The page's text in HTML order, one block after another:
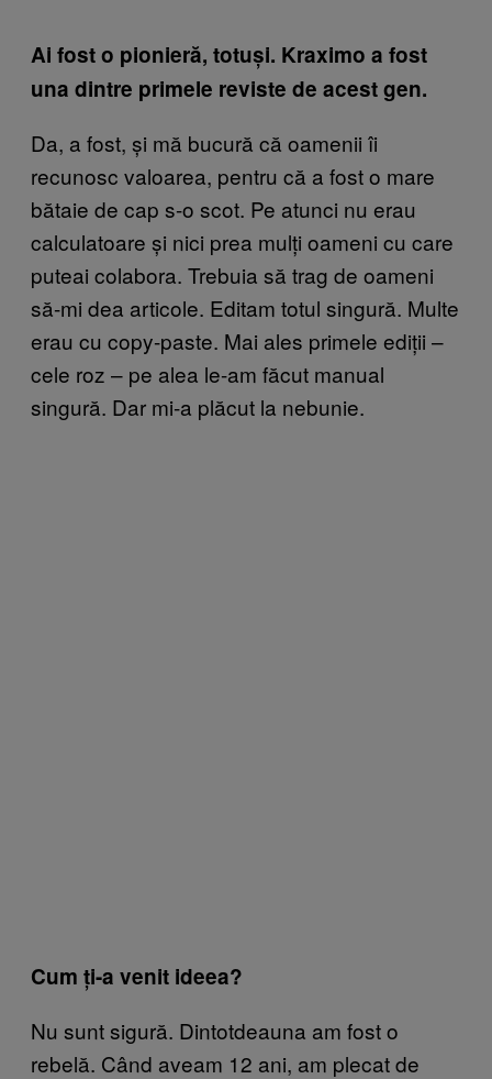
Ai fost o pionieră, totuși. Kraximo a fost
una dintre primele reviste de acest gen.
Da, a fost, și mă bucură că oamenii îi
recunosc valoarea, pentru că a fost o mare
bătaie de cap s-o scot. Pe atunci nu erau
calculatoare și nici prea mulți oameni cu care
puteai colabora. Trebuia să trag de oameni
să-mi dea articole. Editam totul singură. Multe
erau cu copy-paste. Mai ales primele ediții –
cele roz – pe alea le-am făcut manual
singură. Dar mi-a plăcut la nebunie.
Cum ți-a venit ideea?
Nu sunt sigură. Dintotdeauna am fost o
rebelă. Când aveam 12 ani, am plecat de